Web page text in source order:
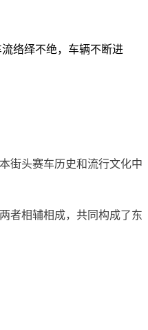
流络绎不绝，车辆不断进
街头赛车历史和流行文化中
者相辅相成，共同构成了东